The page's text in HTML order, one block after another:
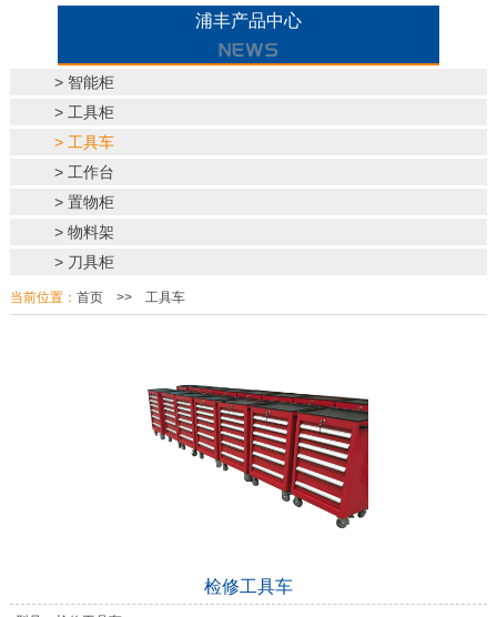
浦丰产品中心
> 智能柜
> 工具柜
> 工具车
> 工作台
> 置物柜
> 物料架
> 刀具柜
当前位置： 首页>> 工具车
检修工具车